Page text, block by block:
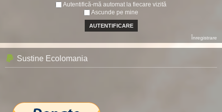
Autentifică-mă automat la fiecare vizită
Ascunde pe mine
Înregistrare
Sustine Ecolomania